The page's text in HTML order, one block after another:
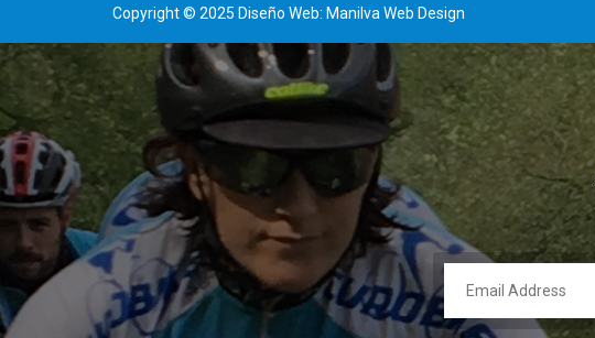
Copyright © 2025 Diseño Web: Manilva Web Design